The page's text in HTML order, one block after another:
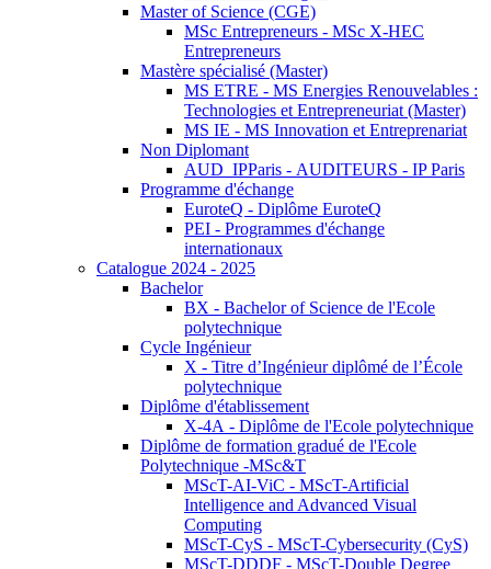
Master of Science (CGE)
MSc Entrepreneurs - MSc X-HEC
Entrepreneurs
Mastère spécialisé (Master)
MS ETRE - MS Energies Renouvelables :
Technologies et Entrepreneuriat (Master)
MS IE - MS Innovation et Entreprenariat
Non Diplomant
AUD_IPParis - AUDITEURS - IP Paris
Programme d'échange
EuroteQ - Diplôme EuroteQ
PEI - Programmes d'échange
internationaux
Catalogue 2024 - 2025
Bachelor
BX - Bachelor of Science de l'Ecole
polytechnique
Cycle Ingénieur
X - Titre d’Ingénieur diplômé de l’École
polytechnique
Diplôme d'établissement
X-4A - Diplôme de l'Ecole polytechnique
Diplôme de formation gradué de l'Ecole
Polytechnique -MSc&T
MScT-AI-ViC - MScT-Artificial
Intelligence and Advanced Visual
Computing
MScT-CyS - MScT-Cybersecurity (CyS)
MScT-DDDF - MScT-Double Degree